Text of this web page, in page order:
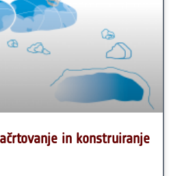
in konstruiranje